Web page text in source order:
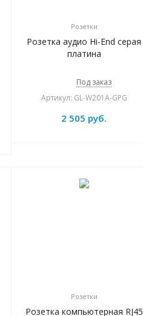
Розетки
Розетка аудио Hi-End серая
платина
Под заказ
Артикул: GL-W201A-GPG
2 505 руб.
Розетки
Розетка компьютерная RJ45